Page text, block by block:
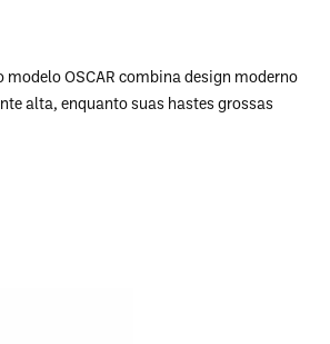
OSCAR combina design moderno
alta, enquanto suas hastes grossas